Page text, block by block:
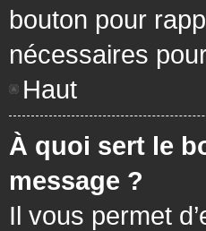
bouton pour
nécessaires
Haut
À quoi sert le
message ?
Il vous permet